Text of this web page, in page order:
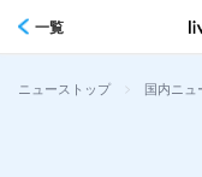
一覧
ニューストップ > 国内ニュ